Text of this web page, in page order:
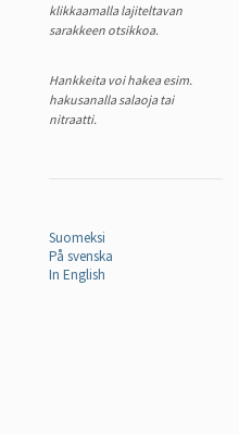
klikkaamalla lajiteltavan
sarakkeen otsikkoa.
Hankkeita voi hakea esim.
hakusanalla salaoja tai
nitraatti.
Suomeksi
På svenska
In English